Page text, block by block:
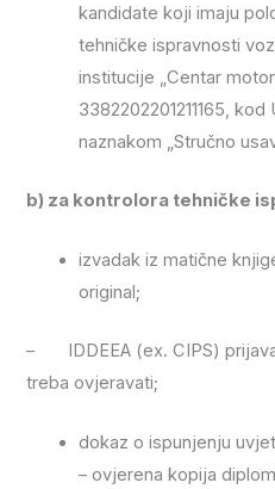
kandidate koji imaju
tehničke ispravnosti
institucije „Centar
3382202201211165,
naznakom „Stručno
b) za kontrolora tehničke
izvadak iz matične
original;
– IDDEEA (ex. CIPS)
treba ovjeravati;
dokaz o ispunjenju
– ovjerena kopija